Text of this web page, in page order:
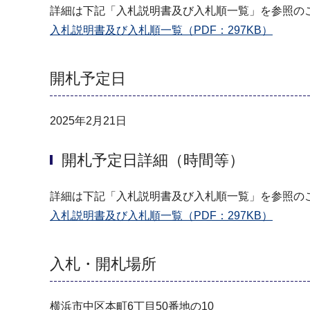
詳細は下記「入札説明書及び入札順一覧」を参照の
入札説明書及び入札順一覧（PDF：297KB）
開札予定日
2025年2月21日
開札予定日詳細（時間等）
詳細は下記「入札説明書及び入札順一覧」を参照の
入札説明書及び入札順一覧（PDF：297KB）
入札・開札場所
横浜市中区本町6丁目50番地の10